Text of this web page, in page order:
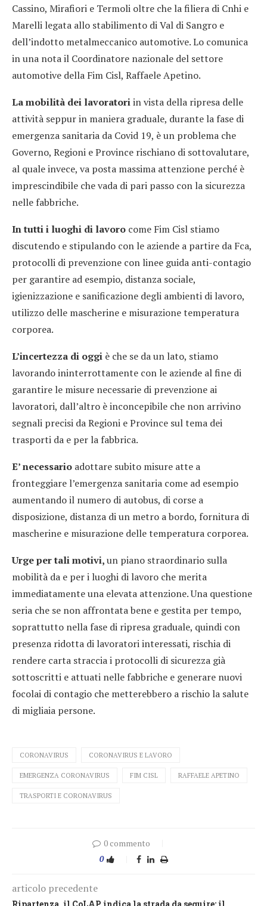
Cassino, Mirafiori e Termoli oltre che la filiera di Cnhi e
Marelli legata allo stabilimento di Val di Sangro e
dell’indotto metalmeccanico automotive. Lo comunica
in una nota il Coordinatore nazionale del settore
automotive della Fim Cisl, Raffaele Apetino.
La mobilità dei lavoratoriin vista della ripresa delle
attività seppur in maniera graduale, durante la fase di
emergenza sanitaria da Covid 19, è un problema che
Governo, Regioni e Province rischiano di sottovalutare,
al quale invece, va posta massima attenzione perché è
imprescindibile che vada di pari passo con la sicurezza
nelle fabbriche.
In tutti i luoghi di lavoro come Fim Cisl stiamo
discutendo e stipulando con le aziende a partire da Fca,
protocolli di prevenzione con linee guida anti-contagio
per garantire ad esempio, distanza sociale,
igienizzazione e sanificazione degli ambienti di lavoro,
utilizzo delle mascherine e misurazione temperatura
corporea.
L’incertezza di oggi è che se da un lato, stiamo
lavorando ininterrottamente con le aziende al fine di
garantire le misure necessarie di prevenzione ai
lavoratori, dall’altro è inconcepibile che non arrivino
segnali precisi da Regioni e Province sul tema dei
trasporti da e per la fabbrica.
E’ necessario adottare subito misure atte a
fronteggiare l’emergenza sanitaria come ad esempio
aumentando il numero di autobus, di corse a
disposizione, distanza di un metro a bordo, fornitura di
mascherine e misurazione delle temperatura corporea.
Urge per tali motivi,un piano straordinario sulla
mobilità da e per i luoghi di lavoro che merita
immediatamente una elevata attenzione. Una questione
seria che se non affrontata bene e gestita per tempo,
soprattutto nella fase di ripresa graduale, quindi con
presenza ridotta di lavoratori interessati, rischia di
rendere carta straccia i protocolli di sicurezza già
sottoscritti e attuati nelle fabbriche e generare nuovi
focolai di contagio che metterebbero a rischio la salute
di migliaia persone.
CORONAVIRUS CORONAVIRUS E LAVORO
EMERGENZA CORONAVIRUS FIM CISL RAFFAELE APETINO
TRASPORTI E CORONAVIRUS
0 commento
0
articolo precedente